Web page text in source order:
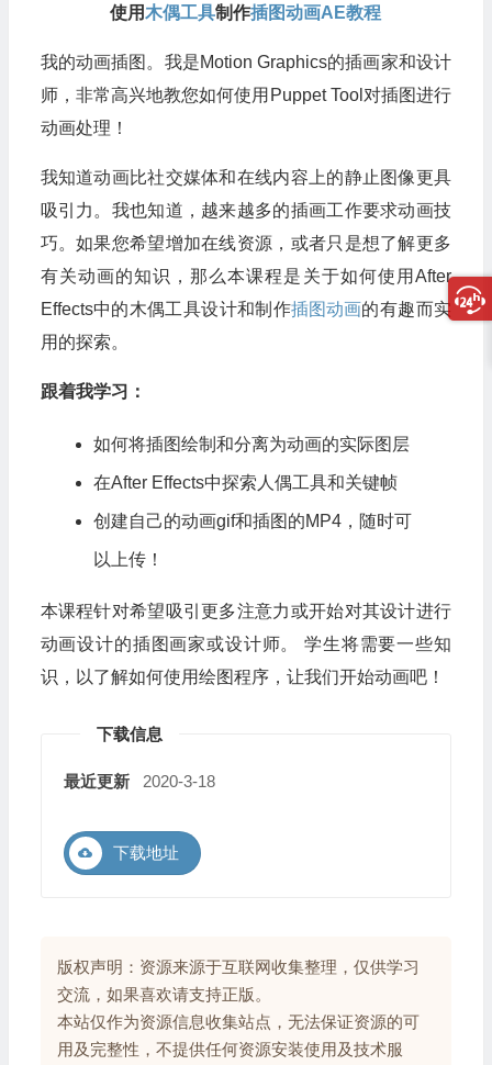
使用木偶工具制作插图动画AE教程
我的动画插图。我是Motion Graphics的插画家和设计
师，非常高兴地教您如何使用Puppet Tool对插图进行
动画处理！
我知道动画比社交媒体和在线内容上的静止图像更具
吸引力。我也知道，越来越多的插画工作要求动画技
巧。如果您希望增加在线资源，或者只是想了解更多
有关动画的知识，那么本课程是关于如何使用After
Effects中的木偶工具设计和制作插图动画的有趣而实
用的探索。
跟着我学习：
如何将插图绘制和分离为动画的实际图层
在After Effects中探索人偶工具和关键帧
创建自己的动画gif和插图的MP4，随时可
以上传！
本课程针对希望吸引更多注意力或开始对其设计进行
动画设计的插图画家或设计师。 学生将需要一些知
识，以了解如何使用绘图程序，让我们开始动画吧！
下载信息
最近更新 2020-3-18
下载地址
版权声明：资源来源于互联网收集整理，仅供学习
交流，如果喜欢请支持正版。
本站仅作为资源信息收集站点，无法保证资源的可
用及完整性，不提供任何资源安装使用及技术服